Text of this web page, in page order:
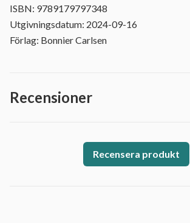
ISBN: 9789179797348
Utgivningsdatum: 2024-09-16
Förlag: Bonnier Carlsen
Recensioner
Recensera produkt